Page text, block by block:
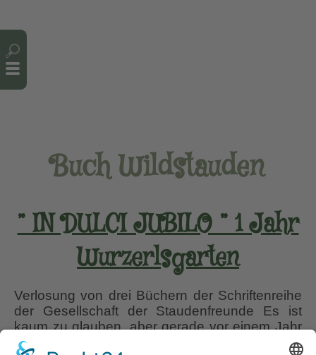
Buch Wildstauden
” IN DULCI JUBILO ” 1 Jahr
Wurzerlsgarten
Verlosung von drei Büchern der Schriftenreihe
der Gesellschaft der Staudenfreunde Es ist
kaum zu glauben, aber gerade vor einem Jahr
verwandelte sich während der Pandemie-Zeit